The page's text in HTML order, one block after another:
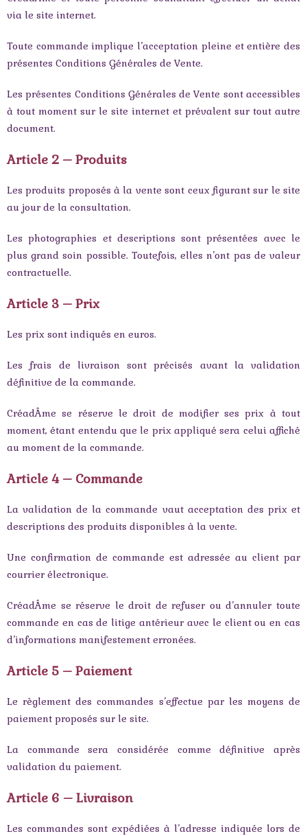
via le site internet.
Toute commande implique l’acceptation pleine et entière des
présentes Conditions Générales de Vente.
Les présentes Conditions Générales de Vente sont accessibles
à tout moment sur le site internet et prévalent sur tout autre
document.
Article 2 – Produits
Les produits proposés à la vente sont ceux figurant sur le site
au jour de la consultation.
Les photographies et descriptions sont présentées avec le
plus grand soin possible. Toutefois, elles n’ont pas de valeur
contractuelle.
Article 3 – Prix
Les prix sont indiqués en euros.
Les frais de livraison sont précisés avant la validation
définitive de la commande.
CréadÂme se réserve le droit de modifier ses prix à tout
moment, étant entendu que le prix appliqué sera celui affiché
au moment de la commande.
Article 4 – Commande
La validation de la commande vaut acceptation des prix et
descriptions des produits disponibles à la vente.
Une confirmation de commande est adressée au client par
courrier électronique.
CréadÂme se réserve le droit de refuser ou d’annuler toute
commande en cas de litige antérieur avec le client ou en cas
d’informations manifestement erronées.
Article 5 – Paiement
Le règlement des commandes s’effectue par les moyens de
paiement proposés sur le site.
La commande sera considérée comme définitive après
validation du paiement.
Article 6 – Livraison
Les commandes sont expédiées à l’adresse indiquée lors de